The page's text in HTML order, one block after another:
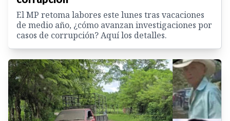
El MP retoma labores este lunes tras vacaciones
de medio año, ¿cómo avanzan investigaciones por
casos de corrupción? Aquí los detalles.